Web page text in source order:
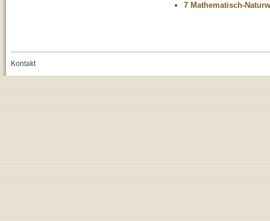
7 Mathematisch-
Kontakt